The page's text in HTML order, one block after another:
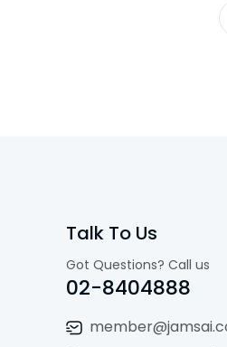
Talk To Us
Got Questions? Call us
02-8404888